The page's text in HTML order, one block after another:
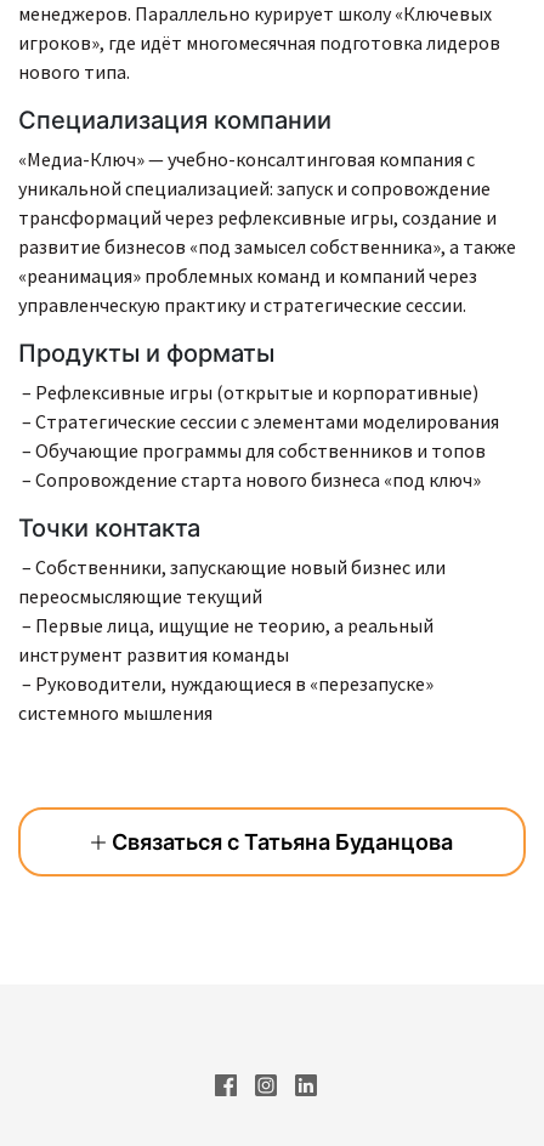
менеджеров. Параллельно курирует школу «Ключевых
игроков», где идёт многомесячная подготовка лидеров
нового типа.
Специализация компании
«Медиа-Ключ» — учебно-консалтинговая компания с
уникальной специализацией: запуск и сопровождение
трансформаций через рефлексивные игры, создание и
развитие бизнесов «под замысел собственника», а также
«реанимация» проблемных команд и компаний через
управленческую практику и стратегические сессии.
Продукты и форматы
– Рефлексивные игры (открытые и корпоративные)
– Стратегические сессии с элементами моделирования
– Обучающие программы для собственников и топов
– Сопровождение старта нового бизнеса «под ключ»
Точки контакта
– Собственники, запускающие новый бизнес или
переосмысляющие текущий
– Первые лица, ищущие не теорию, а реальный
инструмент развития команды
– Руководители, нуждающиеся в «перезапуске»
системного мышления
Связаться с Татьяна Буданцова